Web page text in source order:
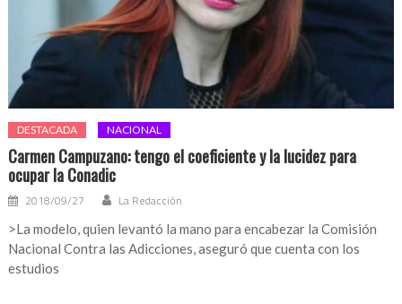
DESTACADA NACIONAL
Carmen Campuzano: tengo el coeficiente y la lucidez para
ocupar la Conadic
2018/09/27 La Redacción
>La modelo, quien levantó la mano para encabezar la Comisión
Nacional Contra las Adicciones, aseguró que cuenta con los
estudios